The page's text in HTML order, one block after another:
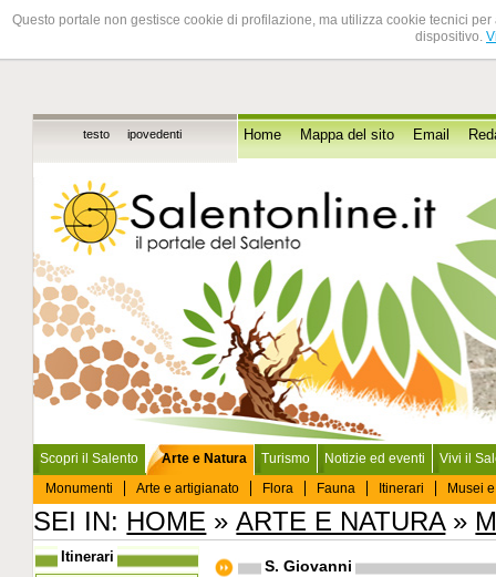
Questo portale non gestisce cookie di profilazione, ma utilizza cookie tecnici
dispositivo.
testo ipovedenti Home Mappa del sito Email
Scopri il Salento
Arte e Natura
Monumenti
Arte e artigianato Flora Fauna Itinerari Musei
Turismo Notizie ed eventi Vivi il
SEI IN: HOME »ARTE E NATURA»
S. Giovanni
Itinerari